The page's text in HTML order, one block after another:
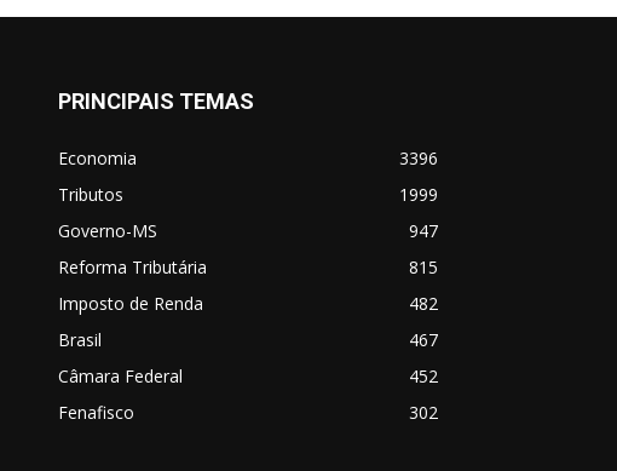
PRINCIPAIS TEMAS
Economia
3396
Tributos
1999
Governo-MS
947
Reforma Tributária
815
Imposto de Renda
482
Brasil
467
Câmara Federal
452
Fenafisco
302